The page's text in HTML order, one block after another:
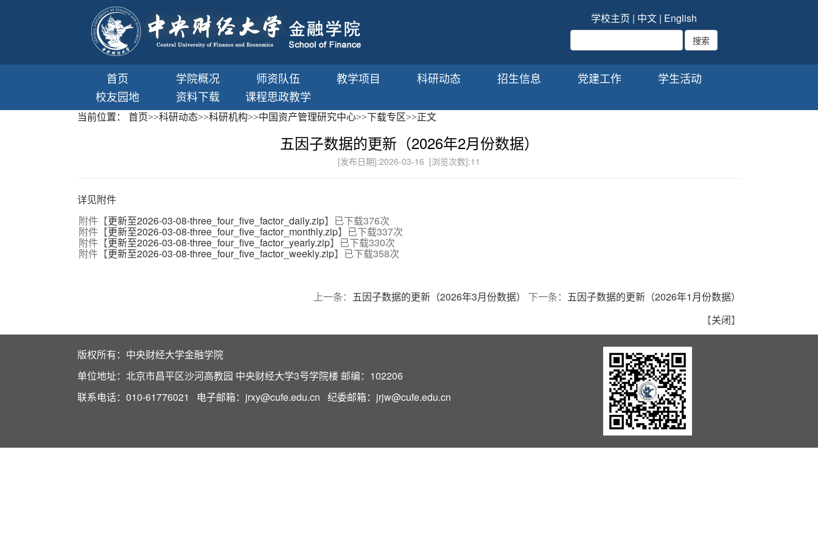
学校主页 | 中文 | English
首页 学院概况 师资队伍 教学项目 科研动态 招生信息 党建工作
学生活动
校友园地
资料下载 课程思政教学
当前位置： 首页>>科研动态>>科研机构>>中国资产管理研究中心>>下载专区>>正文
五因子数据的更新（2026年2月份数据）
[发布日期]:2026-03-16 [浏览次数]:11
详见附件
附件【更新至2026-03-08-three_four_five_factor_daily.zip】已下载376次
附件【更新至2026-03-08-three_four_five_factor_monthly.zip】已下载337次
附件【更新至2026-03-08-three_four_five_factor_yearly.zip】已下载330次
附件【更新至2026-03-08-three_four_five_factor_weekly.zip】已下载358次
上一条： 五因子数据的更新（2026年3月份数据） 下一条： 五因子数据的更新（2026年1月份数据）
【关闭】
版权所有：中央财经大学金融学院
单位地址：北京市昌平区沙河高教园 中央财经大学3号学院楼 邮编：102206
联系电话：010-61776021 电子邮箱：jrxy@cufe.edu.cn 纪委邮箱：jrjw@cufe.edu.cn